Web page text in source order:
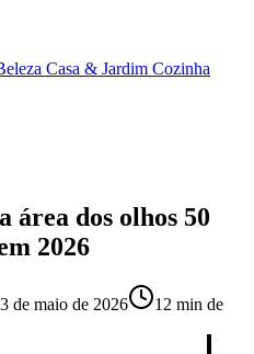
Casa & Jardim Cozinha
área dos olhos 50
2026
de maio de 2026
12 min de